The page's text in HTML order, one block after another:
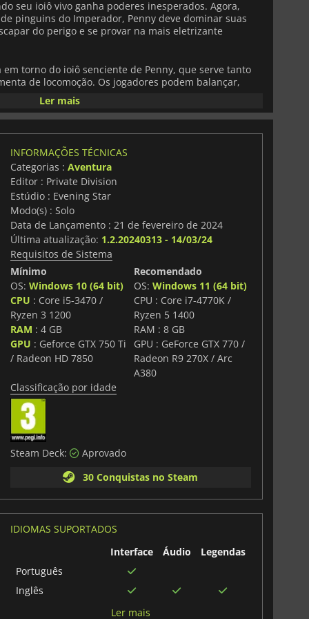
seu ioiô vivo ganha poderes inesperados. Agora,
pinguins do Imperador, Penny deve dominar suas
do perigo e se provar na mais eletrizante
torno do ioiô senciente de Penny, que serve tanto
de locomoção. Os jogadores podem balançar,
usando o ioiô para atacar inimigos, realizar
escondidas. Dominar o momento é essencial, pois
em combos permitem sequências de plataforma
novos desafios, desde saltos difíceis a perigos
renovada e envolvente.
o jogo apresenta um mundo colorido e
expressivos, animações vibrantes e uma
de Penny a leva por locais diversos, de cidades
cada uma cheia de segredos, colecionáveis e
descobrirem.
design de níveis envolvente e uma aventura
Big Breakawayoferece uma experiência
Seja ao conectar movimentos estilosos,
escondidas, os jogadores encontrarão uma
velocidade e emoção nesta escapada de tirar o
Ler mais
INFORMAÇÕES TÉCNICAS
Categorias : Aventura
Editor : Private Division
Estúdio : Evening Star
Modo(s) : Solo
Data de Lançamento : 21 de fevereiro de 2024
Última atualização: 1.2.20240313 - 14/03/24
Requisitos de Sistema
Mínimo
OS: Windows 10 (64 bit)
CPU : Core i5-3470 /
Ryzen 3 1200
RAM : 4 GB
GPU : Geforce GTX 750 Ti
/ Radeon HD 7850
Recomendado
OS:Windows 11 (64 bit)
CPU : Core i7-4770K /
Ryzen 5 1400
RAM : 8 GB
GPU : GeForce GTX 770 /
Radeon R9 270X / Arc
A380
Classificação por idade
Steam Deck:
Aprovado
30 Conquistas no Steam
IDIOMAS SUPORTADOS
Interface
Áudio
Legendas
Português
Inglês
Ler mais